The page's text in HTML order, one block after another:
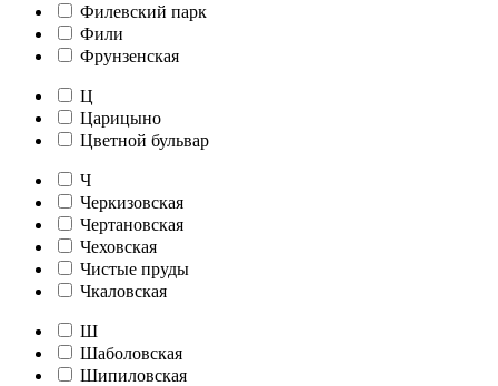
Филевский парк
Фили
Фрунзенская
Ц
Царицыно
Цветной бульвар
Ч
Черкизовская
Чертановская
Чеховская
Чистые пруды
Чкаловская
Ш
Шаболовская
Шипиловская